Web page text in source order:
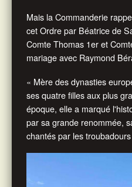
Mais la Commanderie
cet Ordre par Béatrice de
Comte Thomas 1er et
mariage avec Raymond
« Mère des dynasties
ses quatre filles aux plus
époque, elle a marqué
par sa grande renommée,
chantés par les